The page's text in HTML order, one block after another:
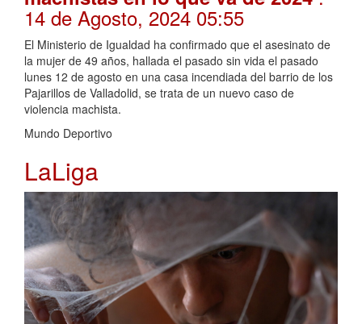
14 de Agosto, 2024 05:55
El Ministerio de Igualdad ha confirmado que el asesinato de
la mujer de 49 años, hallada el pasado sin vida el pasado
lunes 12 de agosto en una casa incendiada del barrio de los
Pajarillos de Valladolid, se trata de un nuevo caso de
violencia machista.
Mundo Deportivo
LaLiga